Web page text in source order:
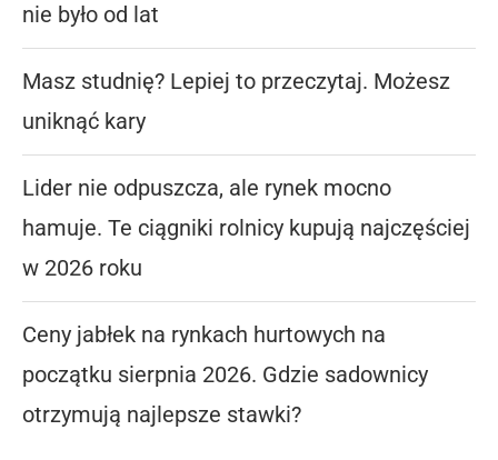
nie było od lat
Masz studnię? Lepiej to przeczytaj. Możesz
uniknąć kary
Lider nie odpuszcza, ale rynek mocno
hamuje. Te ciągniki rolnicy kupują najczęściej
w 2026 roku
Ceny jabłek na rynkach hurtowych na
początku sierpnia 2026. Gdzie sadownicy
otrzymują najlepsze stawki?